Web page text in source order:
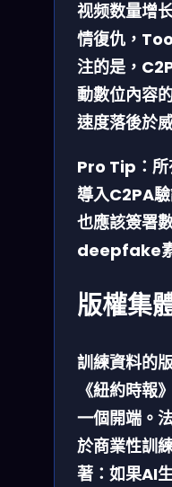
视频数量增
情復仇，
注的是，
動數位內容
速度落後於
Pro Tip：
導入C2PA
也應該簽署
deepfake素
版權集
訓練資料的
《紐約時
一個開端。
於商業性訓
著：如果AI